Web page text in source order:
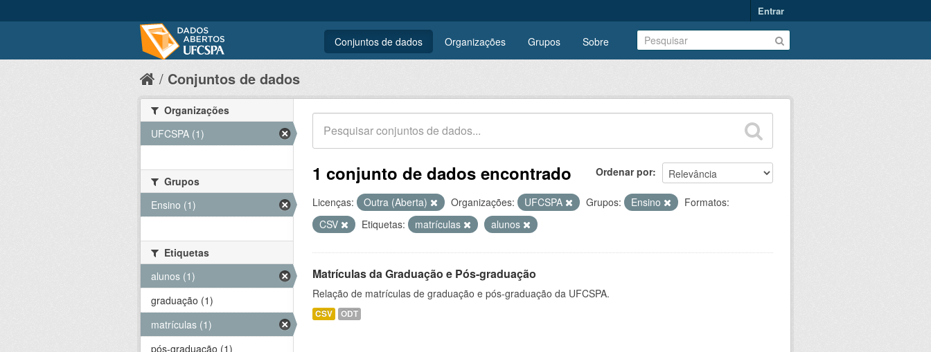
Entrar
Conjuntos de dados Organizações Grupos Sobre
Conjuntos de dados
Ordenar por
1 conjunto de dados encontrado
Licenças: Outra (Aberta) Organizações: UFCSPA Grupos: Ensino
Formatos:
CSV
Etiquetas: matrículas alunos
Matrículas da Graduação e Pós-graduação
Relação de matrículas de graduação e pós-graduação da UFCSPA.
CSV ODT
Organizações
UFCSPA (1)
Grupos
Ensino (1)
Etiquetas
alunos (1)
graduação (1)
matrículas (1)
pós-graduação (1)